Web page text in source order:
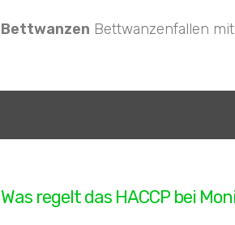
Bettwanzen Bettwanzenfallen
Was regelt das HACCP bei